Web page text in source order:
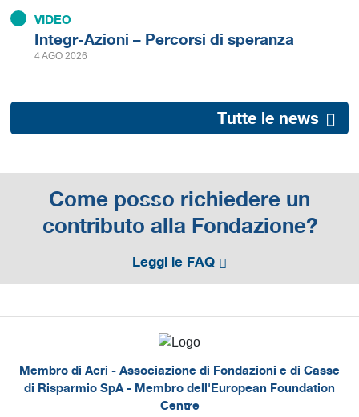
VIDEO
Integr-Azioni – Percorsi di speranza
4 AGO 2026
Tutte le news
Come posso richiedere un
contributo alla Fondazione?
Leggi le FAQ
Membro di Acri - Associazione di Fondazioni e di Casse
di Risparmio SpA - Membro dell'European Foundation
Centre